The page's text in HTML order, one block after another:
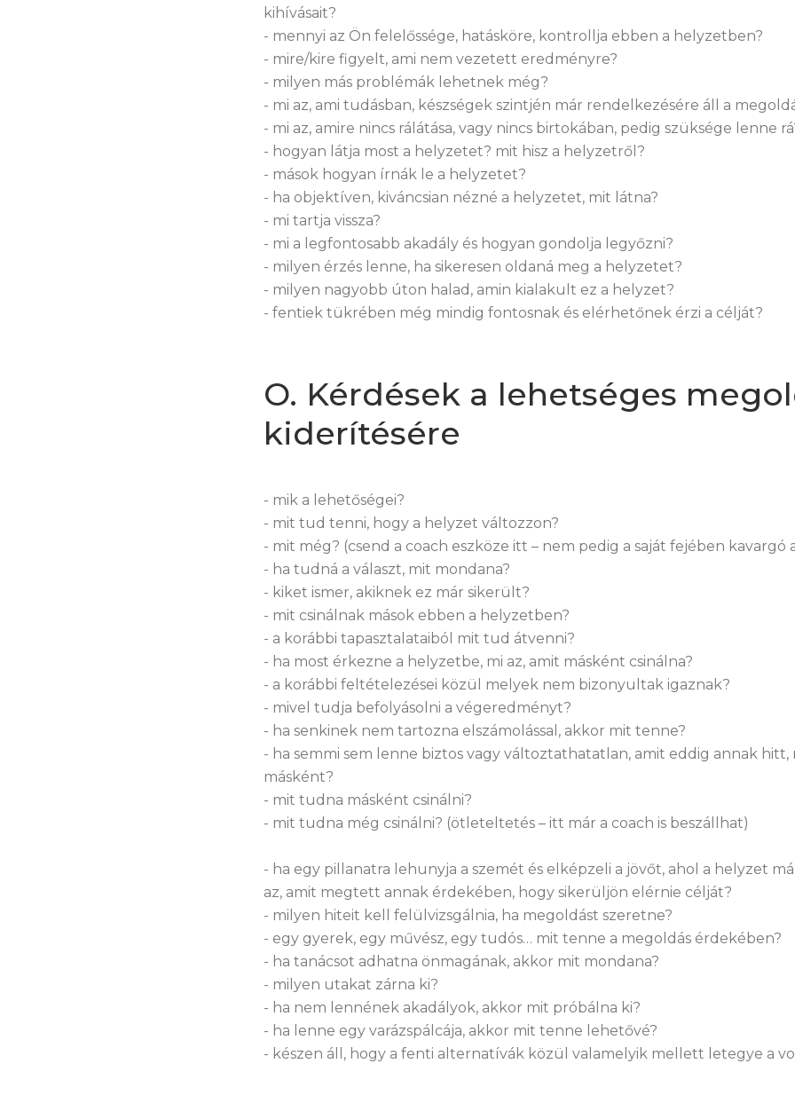
kihívásait?
- mennyi az Ön felelőssége, hatásköre, kontrollja ebben a helyzetben?
- mire/kire figyelt, ami nem vezetett eredményre?
- milyen más problémák lehetnek még?
- mi az, ami tudásban, készségek szintjén már rendelkezésére áll a
- mi az, amire nincs rálátása, vagy nincs birtokában, pedig szüksége lenne
- hogyan látja most a helyzetet? mit hisz a helyzetről?
- mások hogyan írnák le a helyzetet?
- ha objektíven, kiváncsian nézné a helyzetet, mit látna?
- mi tartja vissza?
- mi a legfontosabb akadály és hogyan gondolja legyőzni?
- milyen érzés lenne, ha sikeresen oldaná meg a helyzetet?
- milyen nagyobb úton halad, amin kialakult ez a helyzet?
- fentiek tükrében még mindig fontosnak és elérhetőnek érzi a célját?
O. Kérdések a lehetséges
kiderítésére
- mik a lehetőségei?
- mit tud tenni, hogy a helyzet változzon?
- mit még? (csend a coach eszköze itt – nem pedig a saját fejében
- ha tudná a választ, mit mondana?
- kiket ismer, akiknek ez már sikerült?
- mit csinálnak mások ebben a helyzetben?
- a korábbi tapasztalataiból mit tud átvenni?
- ha most érkezne a helyzetbe, mi az, amit másként csinálna?
- a korábbi feltételezései közül melyek nem bizonyultak igaznak?
- mivel tudja befolyásolni a végeredményt?
- ha senkinek nem tartozna elszámolással, akkor mit tenne?
- ha semmi sem lenne biztos vagy változtathatatlan, amit eddig annak hitt,
másként?
- mit tudna másként csinálni?
- mit tudna még csinálni? (ötleteltetés – itt már a coach is beszállhat)
- ha egy pillanatra lehunyja a szemét és elképzeli a jövőt, ahol a helyzet
az, amit megtett annak érdekében, hogy sikerüljön elérnie célját?
- milyen hiteit kell felülvizsgálnia, ha megoldást szeretne?
- egy gyerek, egy művész, egy tudós… mit tenne a megoldás érdekében?
- ha tanácsot adhatna önmagának, akkor mit mondana?
- milyen utakat zárna ki?
- ha nem lennének akadályok, akkor mit próbálna ki?
- ha lenne egy varázspálcája, akkor mit tenne lehetővé?
- készen áll, hogy a fenti alternatívák közül valamelyik mellett letegye a